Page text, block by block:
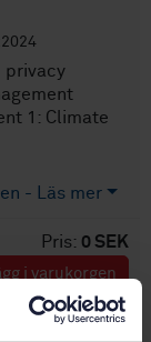
privacy
1: Climate
- Läs mer
Pris: 0 SEK
i varukorgen